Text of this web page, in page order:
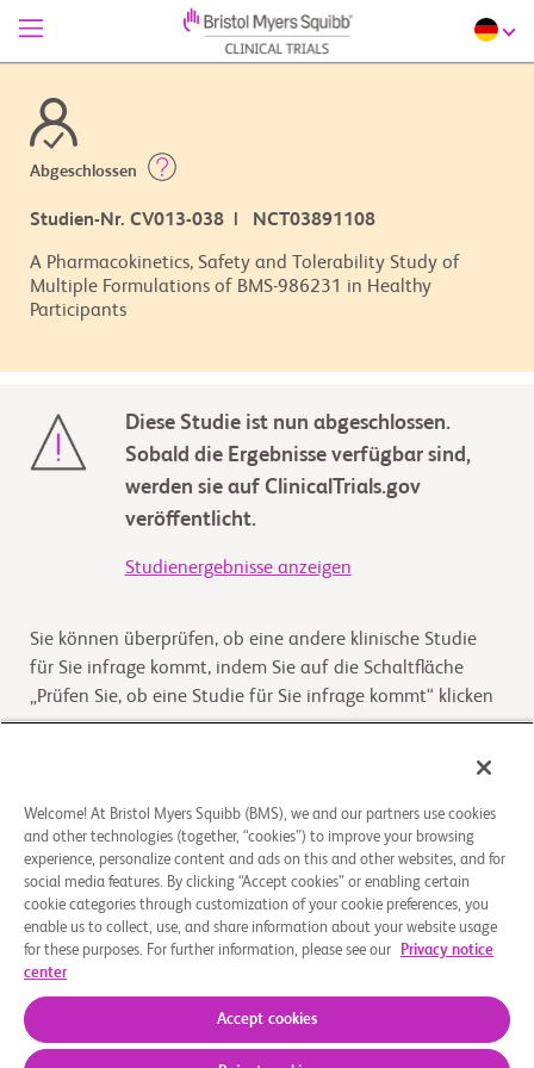
Abgeschlossen
Studien-Nr. CV013-038 | NCT03891108
A Pharmacokinetics, Safety and Tolerability Study of
Multiple Formulations of BMS-986231 in Healthy
Participants
Diese Studie ist nun abgeschlossen.
Sobald die Ergebnisse verfügbar sind,
werden sie auf ClinicalTrials.gov
veröffentlicht.
Studienergebnisse anzeigen
Sie können überprüfen, ob eine andere klinische Studie
für Sie infrage kommt, indem Sie auf die Schaltfläche
„Prüfen Sie, ob eine Studie für Sie infrage kommt“ klicken
Überblick
Main Objective of this study is to compare the single
intravenous (IV) infusion pharmacokinetics (PK) of BMS-
986231 and its metabolites (BMT-284730, BMT-2... Read
Welcome! At Bristol Myers Squibb (BMS), we and our partners use cookies
and other technologies (together, “cookies”) to improve your browsing
experience, personalize content and ads on this and other websites, and for
social media features. By clicking “Accept cookies” or enabling certain
cookie categories through customization of your cookie preferences, you
enable us to collect, use, and share information about your website usage
for these purposes. For further information, please see our
Privacy notice
center
Accept cookies